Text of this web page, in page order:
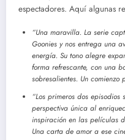
espectadores. Aquí algunas
“Una maravilla. La serie
Goonies y nos entrega una
energía. Su tono alegre
forma refrescante, con una
sobresalientes. Un comienzo
“Los primeros dos
perspectiva única al
inspiración en las películas
Una carta de amor a ese